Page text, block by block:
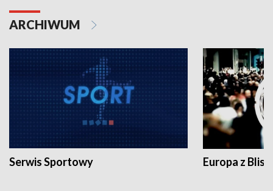
ARCHIWUM
Serwis Sportowy Europa z